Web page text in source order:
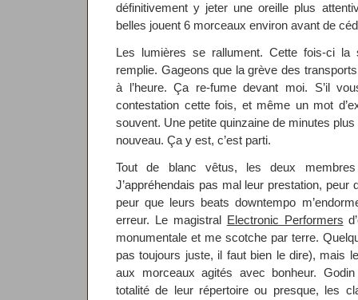
définitivement y jeter une oreille plus
belles jouent 6 morceaux environ avant de
Les lumières se rallument. Cette fois-ci la
remplie. Gageons que la grève des
à l’heure. Ça re-fume devant moi. S’il
contestation cette fois, et même un mot
souvent. Une petite quinzaine de minutes
nouveau. Ça y est, c’est parti.
Tout de blanc vêtus, les deux
J’appréhendais pas mal leur prestation, peur
peur que leurs beats downtempo
erreur. Le magistral Electronic Performers
monumentale et me scotche par terre.
pas toujours juste, il faut bien le dire), mais
aux morceaux agités avec bonheur.
totalité de leur répertoire ou presque, les